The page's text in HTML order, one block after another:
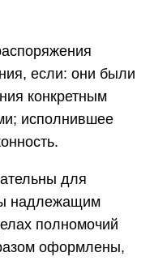
если: они были
конкретным
исполнившее
для
надлежащим
полномочий
оформлены,